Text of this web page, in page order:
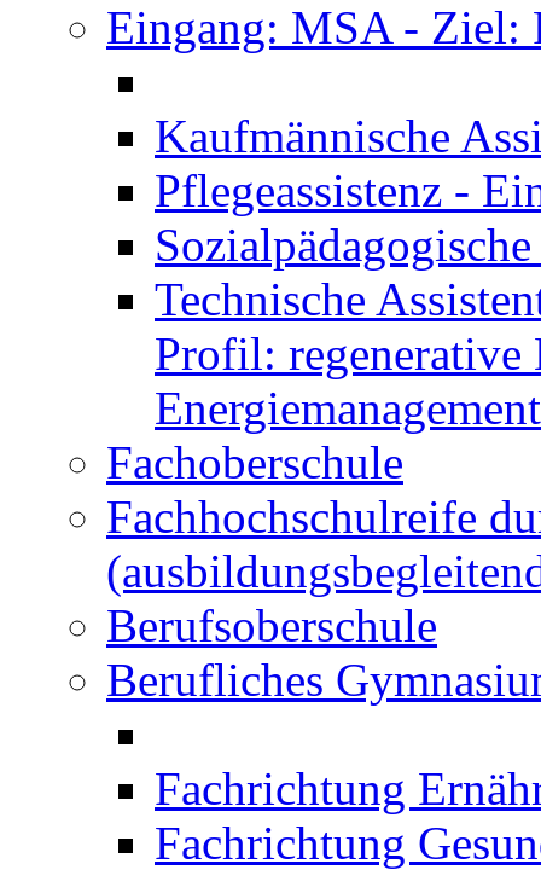
Eingang: MSA - Ziel:
Kaufmännische
Pflegeassistenz -
Technische
Profil: regenerative
Energiemanagement
Fachoberschule
Fachhochschulreife
Berufsoberschule
Berufliches
Fachrichtung
Fachrichtung